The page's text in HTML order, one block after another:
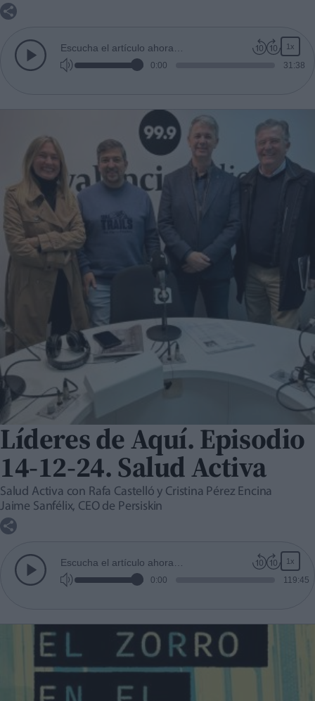
Escucha el artículo ahora… 1x
0:00 31:38
Líderes de Aquí. Episodio
14-12-24. Salud Activa
Salud Activa con Rafa Castelló y Cristina Pérez Encina
Jaime Sanfélix, CEO de Persiskin
Escucha el artículo ahora… 1x
0:00 119:45